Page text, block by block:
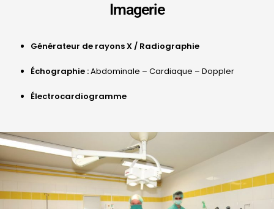
Imagerie
Générateur de rayons X / Radiographie
Échographie :Abdominale – Cardiaque – Doppler
Électrocardiogramme